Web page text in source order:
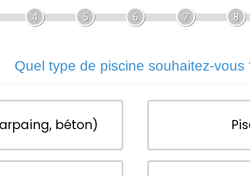
4 5 6 7 8
Quel type de piscine souhaitez-vous
béton)